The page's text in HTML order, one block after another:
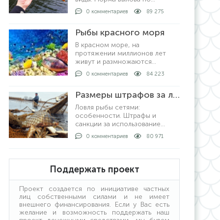
регионам в России,
допустимые размеры рыбы для
могут выписать штрафы и как
рыбачить не нарушая закон.
0 комментариев 89 275
Рыбы красного моря
В красном море, на
протяжении миллионов лет
живут и размножаются
различные подводные
обитатели в большом
день известно о полутора
тысячах видов рыб, которые
описан
0 комментариев 84 223
Размеры штрафов за ловлю рыбы сетями
Ловля рыбы сетями:
особенности. Штрафы и
санкции за использование
снасти. Кому можно ловить
сетями. Ловля рыбы с берега и
процедура. Получение
лицензии: кто выдает и какие
условия получения.
0 комментариев 80 971
Поддержать проект
Проект создается по инициативе частных
лиц собственными силами и не имеет
внешнего финансирования. Если у Вас есть
желание и возможность поддержать наш